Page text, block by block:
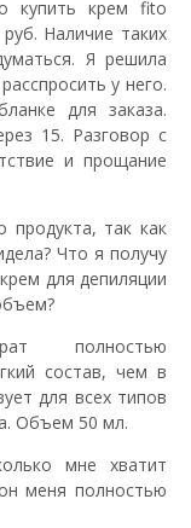
купить крем fito
Наличие таких
Я решила
у него.
для заказа.
15. Разговор с
и прощание
продукта, так как
Что я получу
для депиляции
полностью
состав, чем в
для всех типов
Объем 50 мл.
мне хватит
меня полностью